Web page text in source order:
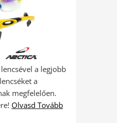
a legjobb
a
megfelelően.
Olvasd Tovább